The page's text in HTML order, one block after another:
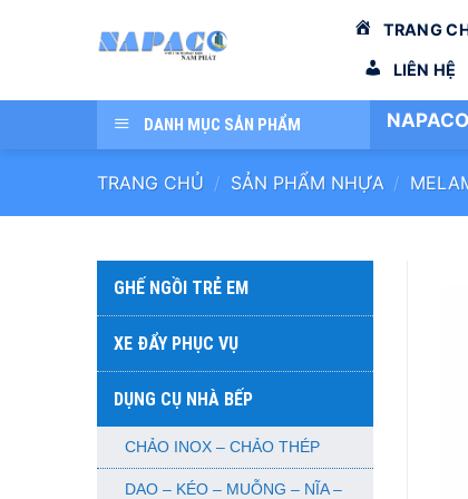
dung
TRANG
LIÊN HỆ
DANH MỤC SẢN PHẨM
TRANG CHỦ / SẢN PHẨM NHỰA /
GHẾ NGỒI TRẺ EM
XE ĐẨY PHỤC VỤ
DỤNG CỤ NHÀ BẾP
CHẢO INOX – CHẢO THÉP
DAO – KÉO – MUỖNG – NĨA –